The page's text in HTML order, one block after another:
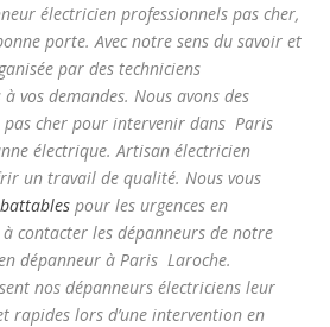
électricien professionnels pas cher,
porte. Avec notre sens du savoir et
par des techniciens
vos demandes. Nous avons des
pas cher pour intervenir dans Paris
électrique. Artisan électricien
un travail de qualité. Nous vous
pour les urgences en
à contacter les dépanneurs de notre
dépanneur à Paris Laroche.
nos dépanneurs électriciens leur
rapides lors d’une intervention en